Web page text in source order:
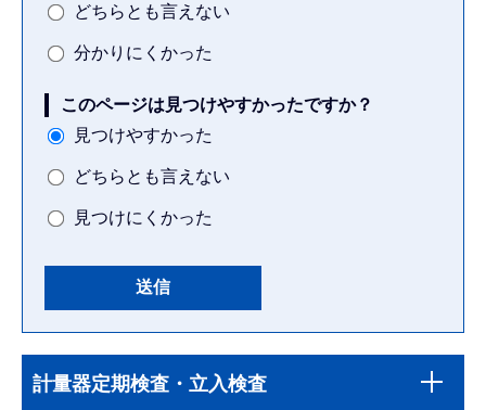
どちらとも言えない
分かりにくかった
このページは見つけやすかったですか？
見つけやすかった
どちらとも言えない
見つけにくかった
文
サ
ブ
計量器定期検査・立入検査